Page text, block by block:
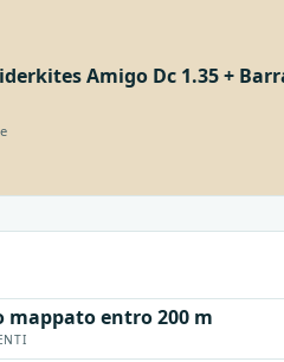
Amigo Dc 1.35 +
mappato entro 200 m